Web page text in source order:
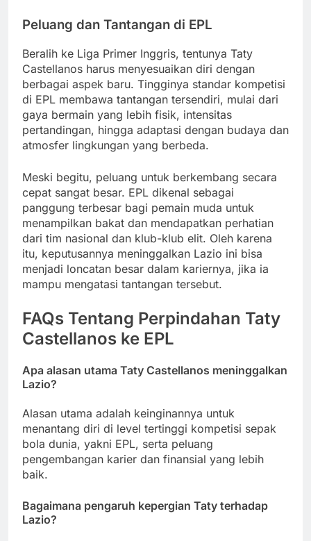
Peluang dan Tantangan di EPL
Beralih ke Liga Primer Inggris, tentunya Taty
Castellanos harus menyesuaikan diri dengan
berbagai aspek baru. Tingginya standar kompetisi
di EPL membawa tantangan tersendiri, mulai dari
gaya bermain yang lebih fisik, intensitas
pertandingan, hingga adaptasi dengan budaya dan
atmosfer lingkungan yang berbeda.
Meski begitu, peluang untuk berkembang secara
cepat sangat besar. EPL dikenal sebagai
panggung terbesar bagi pemain muda untuk
menampilkan bakat dan mendapatkan perhatian
dari tim nasional dan klub-klub elit. Oleh karena
itu, keputusannya meninggalkan Lazio ini bisa
menjadi loncatan besar dalam kariernya, jika ia
mampu mengatasi tantangan tersebut.
FAQs Tentang Perpindahan Taty
Castellanos ke EPL
Apa alasan utama Taty Castellanos meninggalkan
Lazio?
Alasan utama adalah keinginannya untuk
menantang diri di level tertinggi kompetisi sepak
bola dunia, yakni EPL, serta peluang
pengembangan karier dan finansial yang lebih
baik.
Bagaimana pengaruh kepergian Taty terhadap
Lazio?